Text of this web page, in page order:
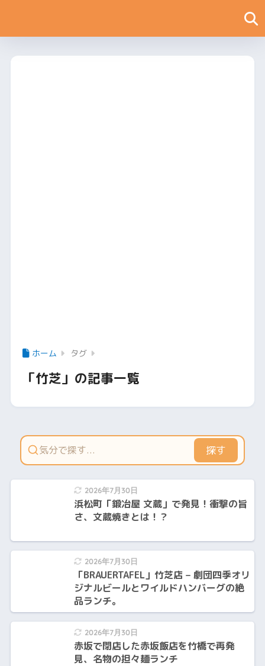
ホーム タグ
「竹芝」の記事一覧
探す
2026年7月30日
浜松町「鍛冶屋 文蔵」で発見！衝撃の旨
さ、文蔵焼きとは！？
2026年7月30日
「BRAUERTAFEL」竹芝店 – 劇団四季オリ
ジナルビールとワイルドハンバーグの絶
品ランチ。
2026年7月30日
赤坂で閉店した赤坂飯店を竹橋で再発
見、名物の担々麺ランチ